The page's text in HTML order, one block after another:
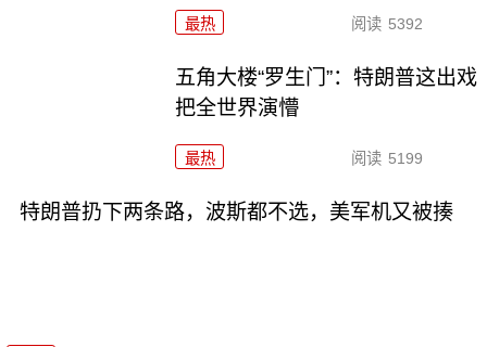
最热 阅读 5392
五角大楼“罗生门”：特朗普这出戏
把全世界演懵
最热 阅读 5199
特朗普扔下两条路，波斯都不选，美军机又被揍